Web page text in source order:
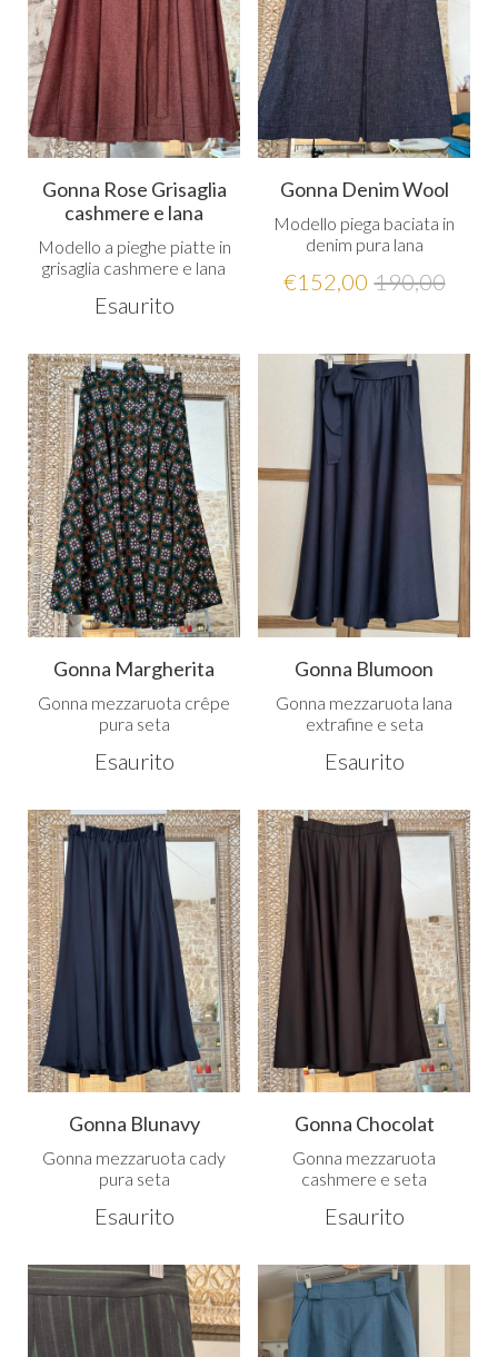
Gonna Rose Grisaglia
cashmere e lana
Modello a pieghe piatte in
grisaglia cashmere e lana
Esaurito
Gonna Denim Wool
Modello piega baciata in
denim pura lana
€152,00 190,00
Gonna Margherita
Gonna mezzaruota crêpe
pura seta
Esaurito
Gonna Blumoon
Gonna mezzaruota lana
extrafine e seta
Esaurito
Gonna Blunavy
Gonna mezzaruota cady
pura seta
Esaurito
Gonna Chocolat
Gonna mezzaruota
cashmere e seta
Esaurito